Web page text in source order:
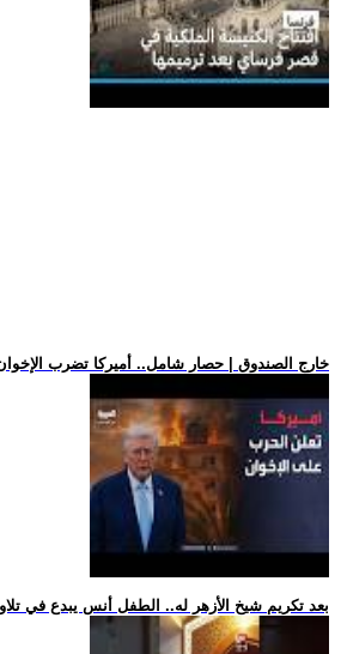
.. خارج الصندوق | حصار شامل.. أميركا تضرب
.. بعد تكريم شيخ الأزهر له.. الطفل أنس يبدع في